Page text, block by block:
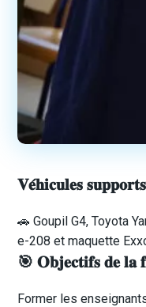
𝐕𝐞́𝐡𝐢𝐜𝐮𝐥𝐞𝐬 𝐬𝐮𝐩𝐩𝐨𝐫𝐭𝐬
🚗 Goupil G4, Toyota
e-208 et maquette
🎯 𝐎𝐛𝐣𝐞𝐜𝐭𝐢𝐟𝐬 𝐝𝐞 𝐥𝐚
Former les